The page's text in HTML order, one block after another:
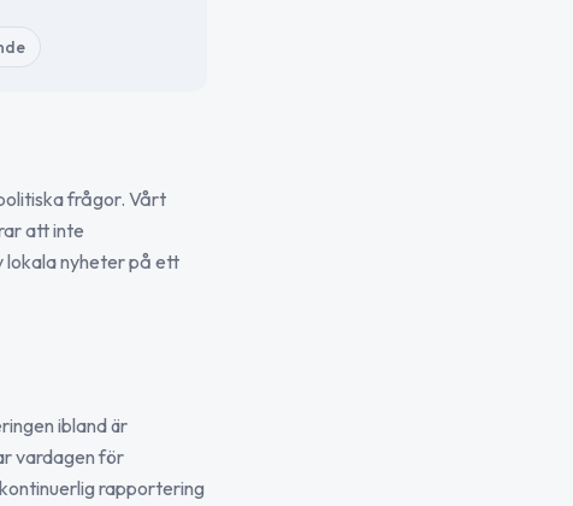
frågor. Vårt
att inte
lokala nyheter på ett
ibland är
vardagen för
rapportering